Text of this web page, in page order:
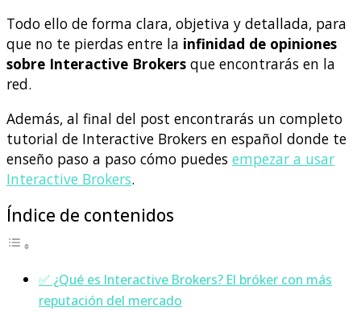
Todo ello de forma clara, objetiva y detallada, para
que no te pierdas entre la infinidad de opiniones
sobre Interactive Brokers que encontrarás en la
red.
Además, al final del post encontrarás un completo
tutorial de Interactive Brokers en español donde te
enseño paso a paso cómo puedes empezar a usar
Interactive Brokers.
Índice de contenidos
✅ ¿Qué es Interactive Brokers? El bróker con más
reputación del mercado